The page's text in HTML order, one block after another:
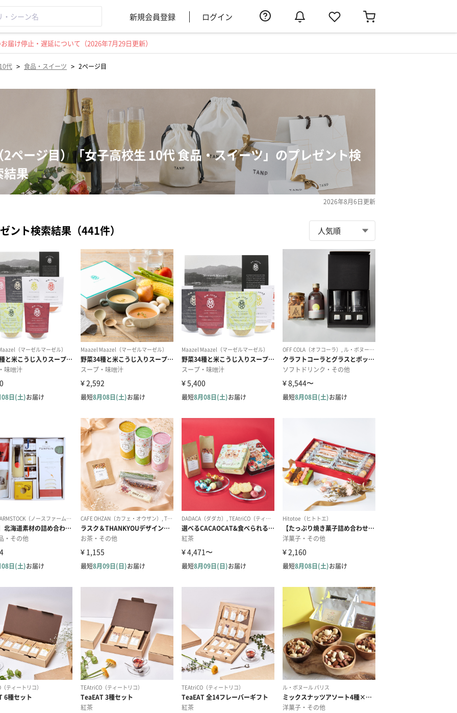
新規会員登録 ログイン
け停止・遅延について（2026年7月29日更新）
代 > 食品・スイーツ > 2ページ目
2ページ目）「女子高校生 10代 食品・スイーツ」のプレゼント検
結果
2026年8月6日更新
ント検索結果（441件）